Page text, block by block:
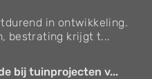
in ontwikkeling.
bestrating krijgt t...
bij tuinprojecten v...